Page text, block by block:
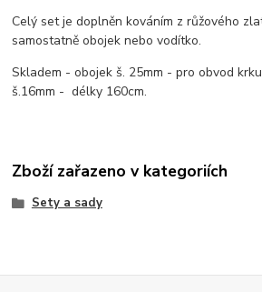
Celý set je doplněn kováním z růžového
samostatně obojek nebo vodítko.
Skladem - obojek š. 25mm - pro obvod
š.16mm - délky 160cm.
Zboží zařazeno v kategoriích
Sety a sady